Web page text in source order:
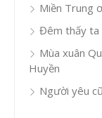
Miền Trung
Đêm thấy ta
Mùa xuân
Huyền
Người yêu